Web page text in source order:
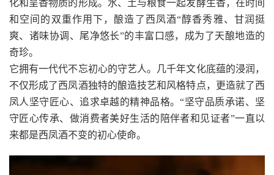
化和呈香物质的形成。水、土与粮食一起发酵生香，在时间
和空间的双重作用下，酿造了西凤酒“醇香秀雅、甘润挺
爽、诸味协调、尾净悠长”的丰富口感，成为了天酿地造的
奇珍。
它拥有一代代不忘初心的守艺人。几千年文化底蕴的浸润，
不仅形成了西凤酒独特的酿造技艺和风格特点，更造就了西
凤人坚守匠心、追求卓越的精神品格。“坚守品质承诺、坚
守匠心传承、做消费者美好生活的陪伴者和见证者”一直以
来都是西凤酒不变的初心使命。